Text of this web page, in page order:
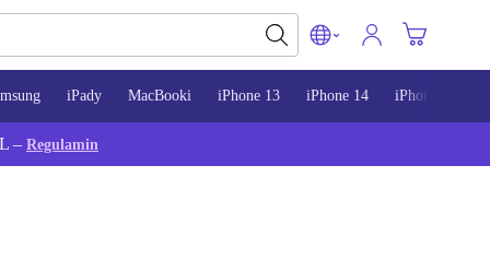
iPady MacBooki iPhone 13 iPhone 14 iPhone 15
– Regulamin